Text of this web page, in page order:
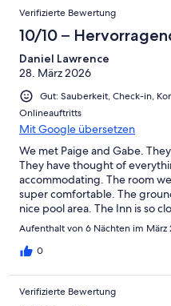
Verifizierte Bewertung
10/10 –
Daniel Lawrence
28. März 2026
Gut: Sauberkeit, Check-in,
Onlineauftritts
Mit Google übersetzen
We met Paige and Gabe.
They have thought of
accommodating. The room
super comfortable. The
nice pool area. The Inn is so
minutes to get to all the
Tara
Aufenthalt von 6 Nächten im März
0
Verifizierte Bewertung